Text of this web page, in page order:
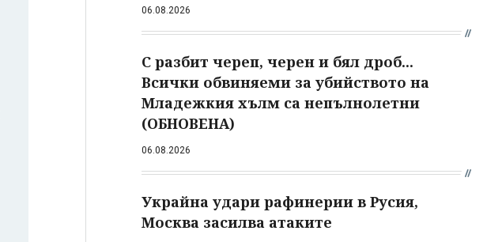
06.08.2026
С разбит череп, черен и бял дроб...
Всички обвиняеми за убийството на
Младежкия хълм са непълнолетни
(ОБНОВЕНА)
06.08.2026
Украйна удари рафинерии в Русия,
Москва засилва атаките